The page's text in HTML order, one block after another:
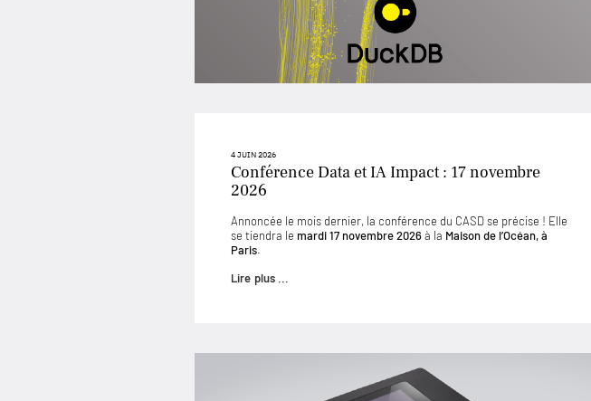
4 JUIN 2026
Conférence Data et IA Impact : 17 novembre
2026
Annoncée le mois dernier, la conférence du CASD se précise ! Elle
se tiendra le mardi 17 novembre 2026à la Maison de l’Océan, à
Paris.
Lire plus ...